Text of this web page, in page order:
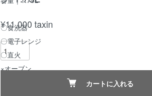
¥11,000 taxin
カートに入れる
〇食洗器
〇電子レンジ
〇直火
×オーブン